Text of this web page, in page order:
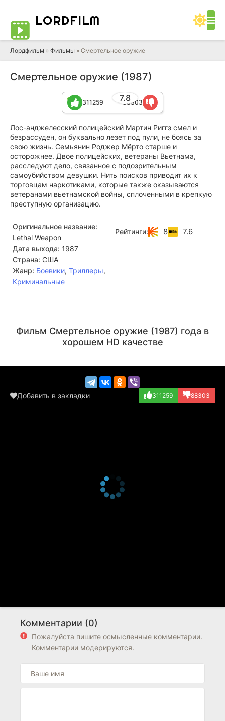
LORDFILM
Лордфильм » Фильмы » Смертельное оружие
Смертельное оружие (1987)
7.8
311259 88303
Лос-анджелесский полицейский Мартин Риггз смел и
безрассуден, он буквально лезет под пули, не боясь за
свою жизнь. Семьянин Роджер Мёрто старше и
осторожнее. Двое полицейских, ветераны Вьетнама,
расследуют дело, связанное с подозрительным
самоубийством девушки. Нить поисков приводит их к
торговцам наркотиками, которые также оказываются
ветеранами вьетнамской войны, сплоченными в крепкую
преступную организацию.
Оригинальное название:
Lethal Weapon
Дата выхода: 1987
Страна: США
Жанр: Боевики, Триллеры,
Криминальные
Рейтинги: 8 7.6
(Priest, в титра...)
(Roger Murtaugh)
Фильм Смертельное оружие (1987) года в
хорошем HD качестве
Добавить в закладки 311259 88303
Комментарии (0)
Пожалуйста пишите осмысленные комментарии.
Комментарии модерируются.